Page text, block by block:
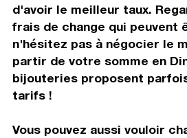
d'avoir le meilleur taux.
frais de change qui peuvent
n'hésitez pas à négocier le
partir de votre somme en
bijouteries proposent
tarifs !
Vous pouvez aussi vouloir